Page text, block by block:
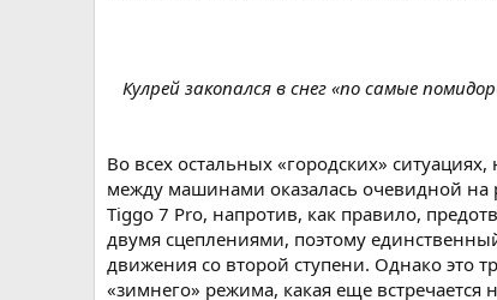
Кулрей закопался в снег «по самые
Во всех остальных «городских»
между машинами оказалась очевидной на
Tiggo 7 Pro, напротив, как правило,
двумя сцеплениями, поэтому
движения со второй ступени. Однако это
«зимнего» режима, какая еще встречается